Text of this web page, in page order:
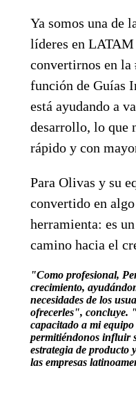
Ya somos una de
líderes en
convertirnos en
función de Guías
está ayudando a
desarrollo, lo que
rápido y con
Para Olivas y su
convertido en
herramienta: es
camino hacia el
"Como profesional,
crecimiento,
necesidades de los
ofrecerles", concluye.
capacitado a mi
permitiéndonos influir
estrategia de producto
las empresas